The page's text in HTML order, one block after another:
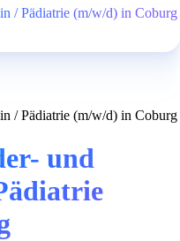
/ Pädiatrie (m/w/d) in Coburg
/ Pädiatrie (m/w/d) in Coburg
und